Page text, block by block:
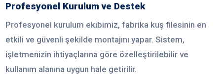
Profesyonel Kurulum ve Destek
Profesyonel kurulum ekibimiz, fabrika kuş filesinin en
etkili ve güvenli şekilde montajını yapar. Sistem,
işletmenizin ihtiyaçlarına göre özelleştirilebilir ve
kullanım alanına uygun hale getirilir.